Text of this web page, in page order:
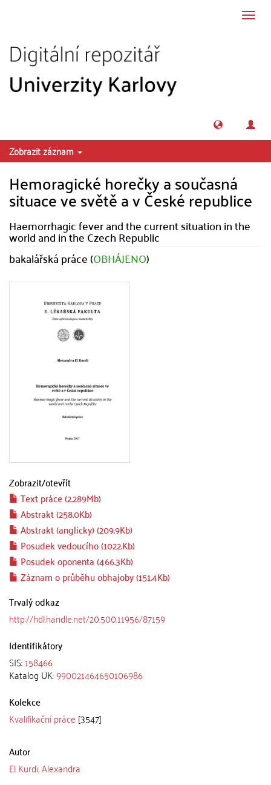
Zobrazit záznam
Hemoragické horečky a současná
situace ve světě a v České republice
Haemorrhagic fever and the current situation in the
world and in the Czech Republic
bakalářská práce (OBHÁJENO)
Zobrazit/otevřít
Text práce (2.289Mb)
Abstrakt (258.0Kb)
Abstrakt (anglicky) (209.9Kb)
Posudek vedoucího (1022.Kb)
Posudek oponenta (466.3Kb)
Záznam o průběhu obhajoby (151.4Kb)
Trvalý odkaz
http://hdl.handle.net/20.500.11956/87159
Identifikátory
SIS:158466
Katalog UK:990021464650106986
Kolekce
Kvalifikační práce [3547]
Autor
El Kurdi, Alexandra